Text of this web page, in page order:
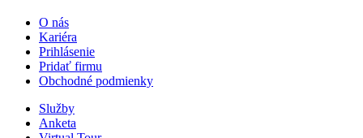
O nás
Kariéra
Prihlásenie
Pridať firmu
Obchodné podmienky
Služby
Anketa